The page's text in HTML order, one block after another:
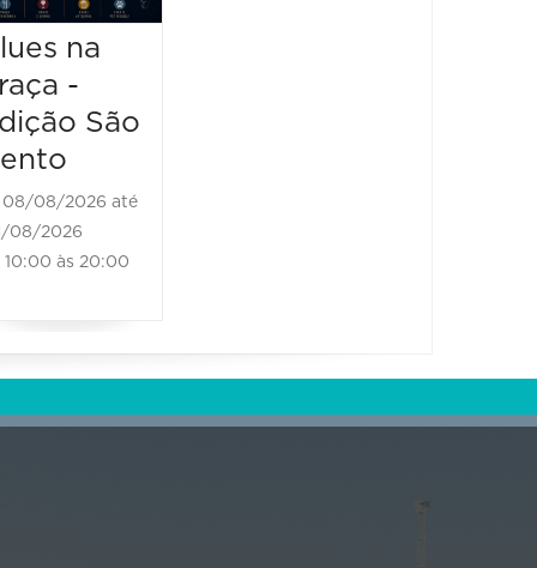
na
-
São
08/08/2026 até
08/2026
às 20:00